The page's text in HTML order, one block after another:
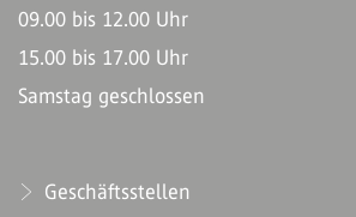
09.00 bis 12.00 Uhr
15.00 bis 17.00 Uhr
Samstag geschlossen
Geschäftsstellen